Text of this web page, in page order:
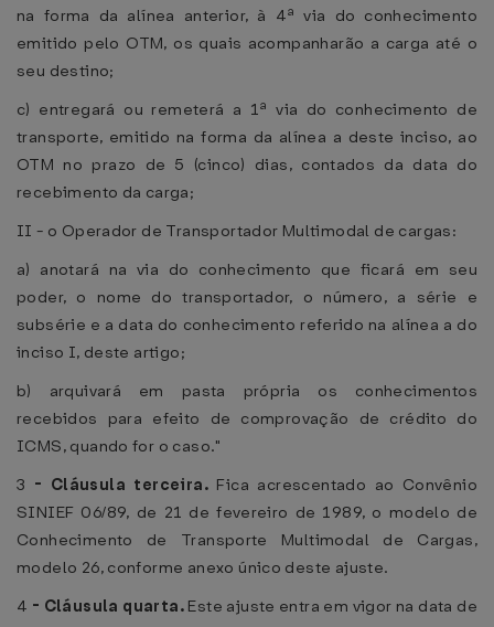
na forma da alínea anterior, à 4ª via do conhecimento
emitido pelo OTM, os quais acompanharão a carga até o
seu destino;
c) entregará ou remeterá a 1ª via do conhecimento de
transporte, emitido na forma da alínea a deste inciso, ao
OTM no prazo de 5 (cinco) dias, contados da data do
recebimento da carga;
II - o Operador de Transportador Multimodal de cargas:
a) anotará na via do conhecimento que ficará em seu
poder, o nome do transportador, o número, a série e
subsérie e a data do conhecimento referido na alínea a do
inciso I, deste artigo;
b) arquivará em pasta própria os conhecimentos
recebidos para efeito de comprovação de crédito do
ICMS, quando for o caso."
3 - Cláusula terceira. Fica acrescentado ao Convênio
SINIEF 06/89, de 21 de fevereiro de 1989, o modelo de
Conhecimento de Transporte Multimodal de Cargas,
modelo 26, conforme anexo único deste ajuste.
4 - Cláusula quarta. Este ajuste entra em vigor na data de